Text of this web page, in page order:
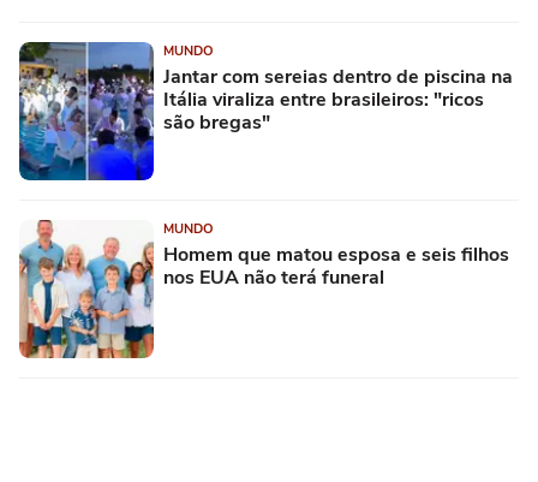
MUNDO
Jantar com sereias dentro de piscina na
Itália viraliza entre brasileiros: "ricos
são bregas"
MUNDO
Homem que matou esposa e seis filhos
nos EUA não terá funeral